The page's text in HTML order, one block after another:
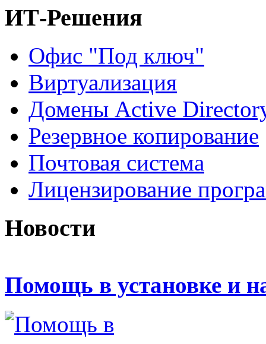
ИТ-Решения
Офис "Под ключ"
Виртуализация
Домены Active
Резервное копирование
Почтовая система
Лицензирование
Новости
Помощь в установке и